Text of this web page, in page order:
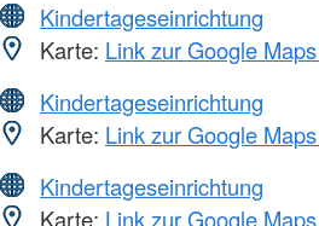
Kindertageseinrichtung
Karte: Link zur Google
Kindertageseinrichtung
Karte: Link zur Google
Kindertageseinrichtung
Karte: Link zur Google